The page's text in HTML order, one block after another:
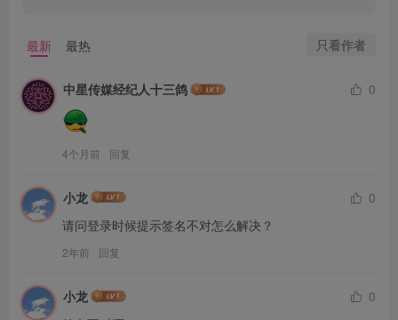
最新 最热 只看作者
中星传媒经纪人十三鸽 0
4个月前 回复
小龙
0
请问登录时候提示签名不对怎么解决？
2年前 回复
小龙
0